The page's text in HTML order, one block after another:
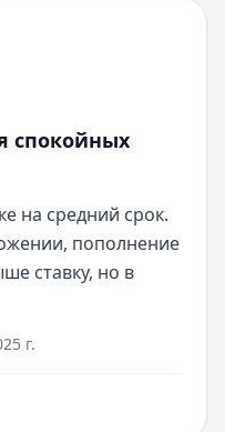
спокойных
на средний срок.
пополнение
ставку, но в
г.